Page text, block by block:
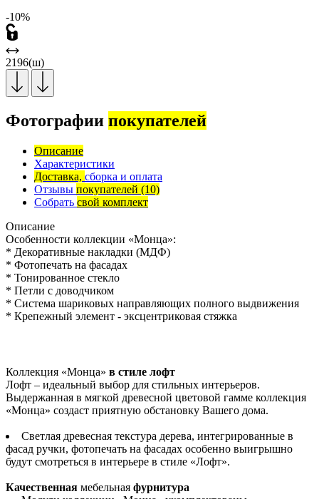
-10%
2196(ш)
Фотографии покупателей
Описание
Характеристики
Доставка, сборка и оплата
Отзывы покупателей (10)
Собрать свой комплект
Описание
Особенности коллекции «Монца»:
* Декоративные накладки (МДФ)
* Фотопечать на фасадах
* Тонированное стекло
* Петли с доводчиком
* Система шариковых направляющих полного выдвижения
* Крепежный элемент - эксцентриковая стяжка
Коллекция «Монца» в стиле лофт
Лофт – идеальный выбор для стильных интерьеров.
Выдержанная в мягкой древесной цветовой гамме коллекция
«Монца» создаст приятную обстановку Вашего дома.
Светлая древесная текстура дерева, интегрированные в
фасад ручки, фотопечать на фасадах особенно выигрышно
будут смотреться в интерьере в стиле «Лофт».
Качественная мебельная фурнитура